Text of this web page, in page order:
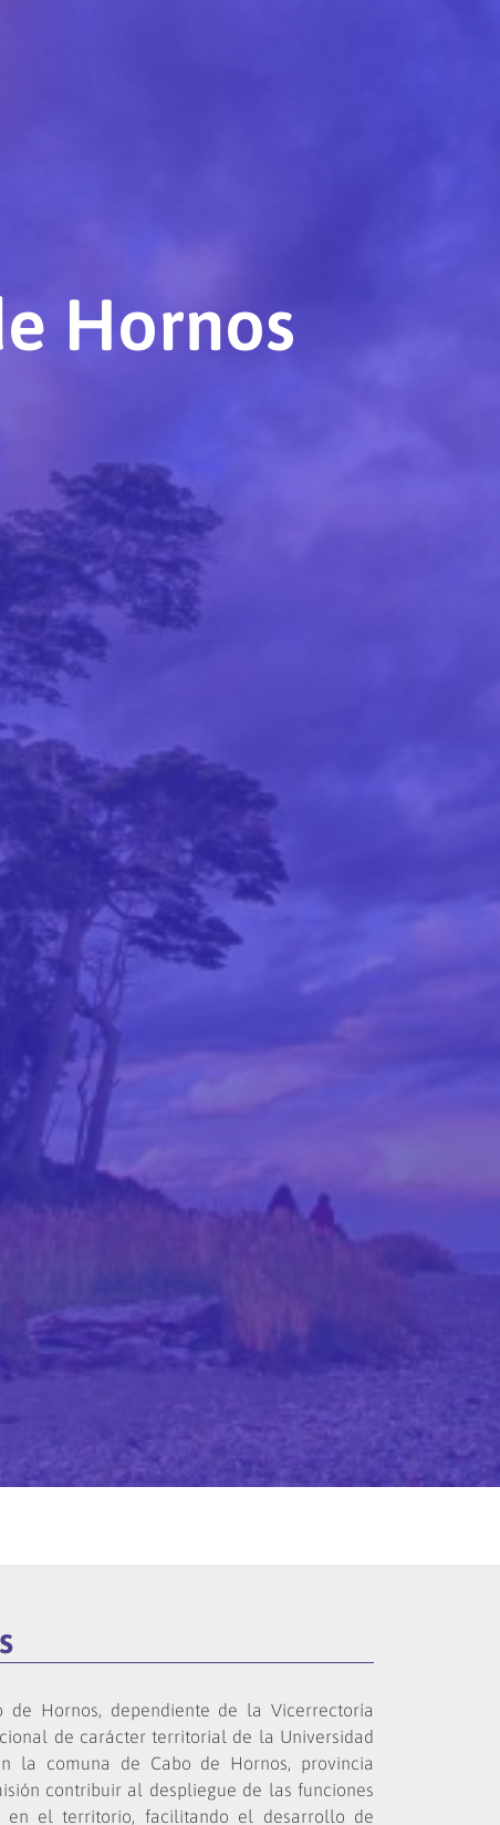
Hornos
de Hornos, dependiente de la Vicerrectoría
de carácter territorial de la Universidad
la comuna de Cabo de Hornos, provincia
contribuir al despliegue de las funciones
en el territorio, facilitando el desarrollo de